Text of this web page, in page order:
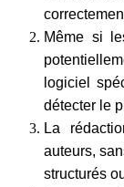
Même si
logiciel
détecter le
La
auteurs,
structurés